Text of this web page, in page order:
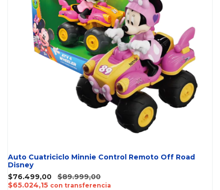
Auto Cuatriciclo Minnie Control Remoto Off Road
Disney
$76.499,00
$89.999,00
$65.024,15 con transferencia